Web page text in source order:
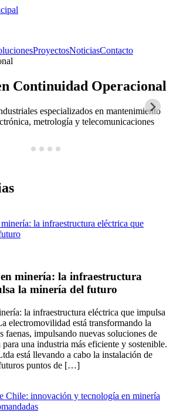
ProyectosNoticiasContacto
Continuidad Operacional
especializados en mantenimiento
metrología y telecomunicaciones
minería: la infraestructura
la minería del futuro
la infraestructura eléctrica que impulsa
electromovilidad está transformando la
faenas, impulsando nuevas soluciones de
una industria más eficiente y sostenible.
está llevando a cabo la instalación de
puntos de […]